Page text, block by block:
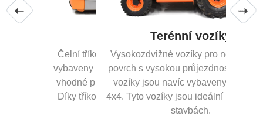
Terénní vozíky
Vysokozdvižné vozíky pro nezpevněný
povrch s vysokou průjezdností. Vybrané
vozíky jsou navíc vybaveny pohonem
4x4. Tyto vozíky jsou ideální pro práci na